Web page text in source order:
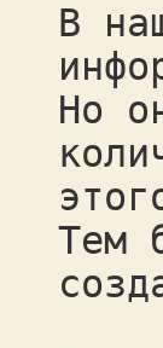
В
Но
Тем